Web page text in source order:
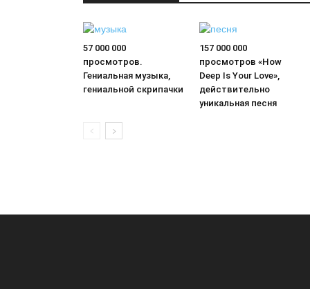
57 000 000
просмотров.
Гениальная музыка,
гениальной скрипачки
157 000 000
просмотров «How
Deep Is Your Love»,
действительно
уникальная песня